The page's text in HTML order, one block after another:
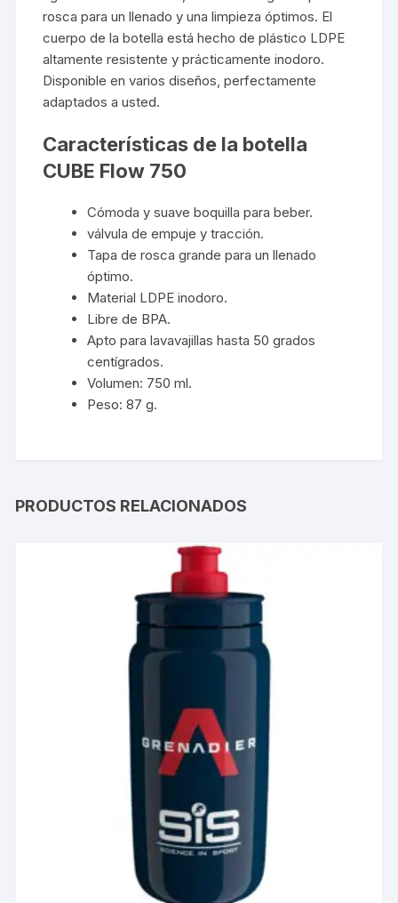
rosca para un llenado y una limpieza óptimos. El
cuerpo de la botella está hecho de plástico LDPE
altamente resistente y prácticamente inodoro.
Disponible en varios diseños, perfectamente
adaptados a usted.
Características de la botella
CUBE Flow 750
Cómoda y suave boquilla para beber.
válvula de empuje y tracción.
Tapa de rosca grande para un llenado
óptimo.
Material LDPE inodoro.
Libre de BPA.
Apto para lavavajillas hasta 50 grados
centígrados.
Volumen: 750 ml.
Peso: 87 g.
PRODUCTOS RELACIONADOS